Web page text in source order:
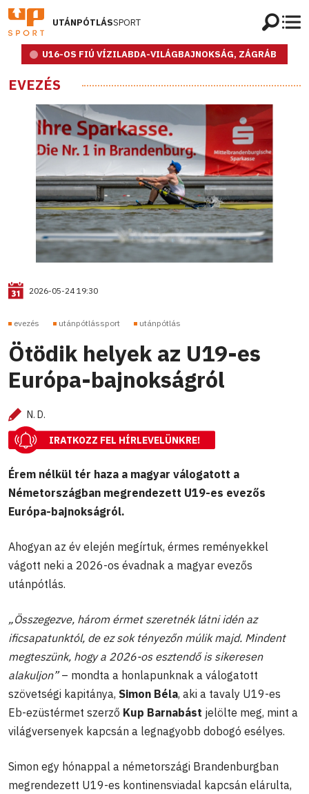
UTÁNPÓTLÁSSPORT
U16-OS FIÚ VÍZILABDA-VILÁGBAJNOKSÁG, ZÁGRÁB
EVEZÉS
2026-05-24 19:30
evezés utánpótlássport utánpótlás
Ötödik helyek az U19-es
Európa-bajnokságról
N. D.
IRATKOZZ FEL HÍRLEVELÜNKRE!
Érem nélkül tér haza a magyar válogatott a
Németországban megrendezett U19-es evezős
Európa-bajnokságról.
Ahogyan az év elején megírtuk, érmes reményekkel
vágott neki a 2026-os évadnak a magyar evezős
utánpótlás.
„Összegezve, három érmet szeretnék látni idén az
ificsapatunktól, de ez sok tényezőn múlik majd. Mindent
megteszünk, hogy a 2026-os esztendő is sikeresen
alakuljon”– mondta a honlapunknak a válogatott
szövetségi kapitánya, Simon Béla, aki a tavaly U19-es
Eb-ezüstérmet szerző Kup Barnabást jelölte meg, mint a
világversenyek kapcsán a legnagyobb dobogó esélyes.
Simon egy hónappal a németországi Brandenburgban
megrendezett U19-es kontinensviadal kapcsán elárulta,